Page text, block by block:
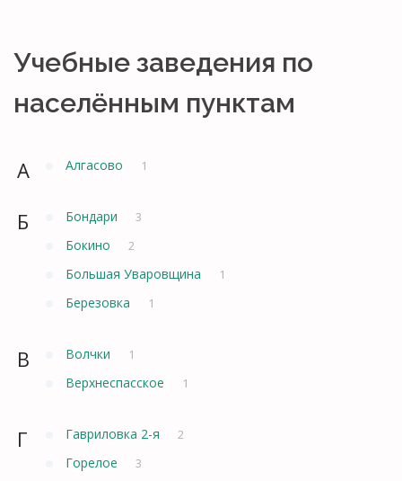
Учебные заведения по
населённым пунктам
А Алгасово 1
Б Бондари 3
Бокино 2
Большая Уваровщина 1
Березовка 1
В Волчки 1
Верхнеспасское 1
Г Гавриловка 2-я 2
Горелое 3